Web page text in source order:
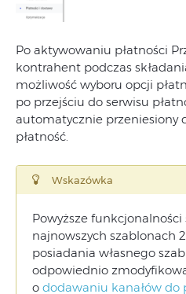
Po aktywowaniu płatności
kontrahent podczas
możliwość wyboru opcji
po przejściu do serwisu
automatycznie przeniesiony
płatność.
Wskazówka
Powyższe
najnowszych szablonach
posiadania własnego
odpowiednio
o dodawaniu kanałów do